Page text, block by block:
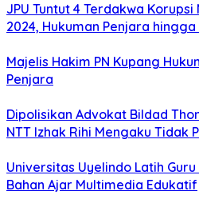
JPU Tuntut 4 Terdakwa
2024, Hukuman Penjara hingga
Majelis Hakim PN Kupang
Penjara
Dipolisikan Advokat Bildad
NTT Izhak Rihi Mengaku Tidak
Universitas Uyelindo Latih Guru
Bahan Ajar Multimedia Edukatif